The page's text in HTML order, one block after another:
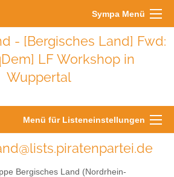
Sympa Menü
- [Bergisches Land] Fwd:
LF Workshop in
Wuppertal
Menü für Listeneinstellungen
Bergisches Land (Nordrhein-